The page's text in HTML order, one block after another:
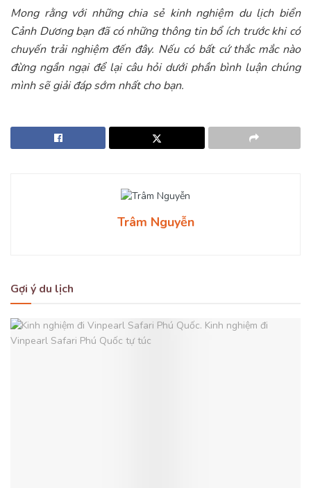
Mong rằng với những chia sẻ kinh nghiệm du lịch biển
Cảnh Dương bạn đã có những thông tin bổ ích trước khi có
chuyến trải nghiệm đến đây. Nếu có bất cứ thắc mắc nào
đừng ngần ngại để lại câu hỏi dưới phần bình luận chúng
mình sẽ giải đáp sớm nhất cho bạn.
Trâm Nguyễn
Gợi ý du lịch